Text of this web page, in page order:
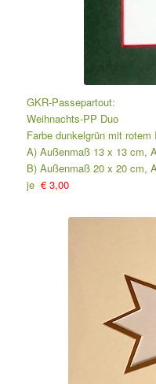
GKR-Passepartout:
Weihnachts-PP Duo
Farbe dunkelgrün mit rotem
A) Außenmaß 13 x 13 cm,
B) Außenmaß 20 x 20 cm,
je € 3,00